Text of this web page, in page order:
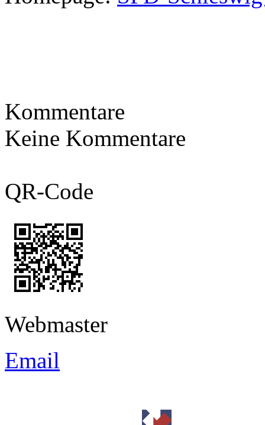
Kommentare
Keine Kommentare
QR-Code
Webmaster
Email